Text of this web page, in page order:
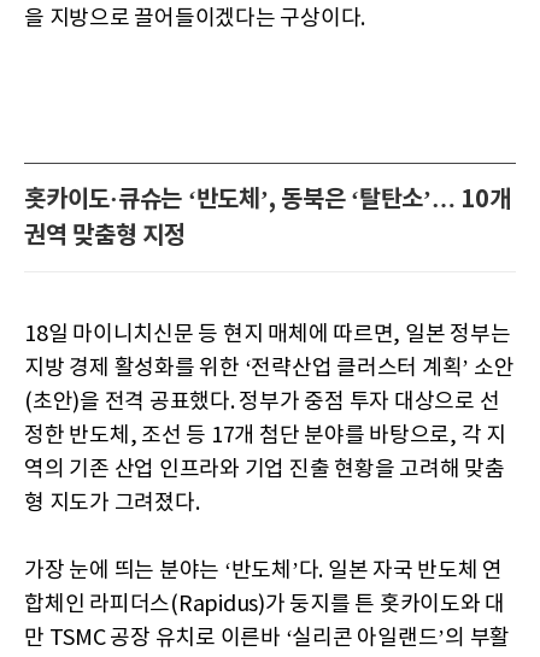
을 지방으로 끌어들이겠다는 구상이다.
홋카이도·큐슈는 ‘반도체’, 동북은 ‘탈탄소’… 10개
권역 맞춤형 지정
18일 마이니치신문 등 현지 매체에 따르면, 일본 정부는
지방 경제 활성화를 위한 ‘전략산업 클러스터 계획’ 소안
(초안)을 전격 공표했다. 정부가 중점 투자 대상으로 선
정한 반도체, 조선 등 17개 첨단 분야를 바탕으로, 각 지
역의 기존 산업 인프라와 기업 진출 현황을 고려해 맞춤
형 지도가 그려졌다.
가장 눈에 띄는 분야는 ‘반도체’다. 일본 자국 반도체 연
합체인 라피더스(Rapidus)가 둥지를 튼 홋카이도와 대
만 TSMC 공장 유치로 이른바 ‘실리콘 아일랜드’의 부활